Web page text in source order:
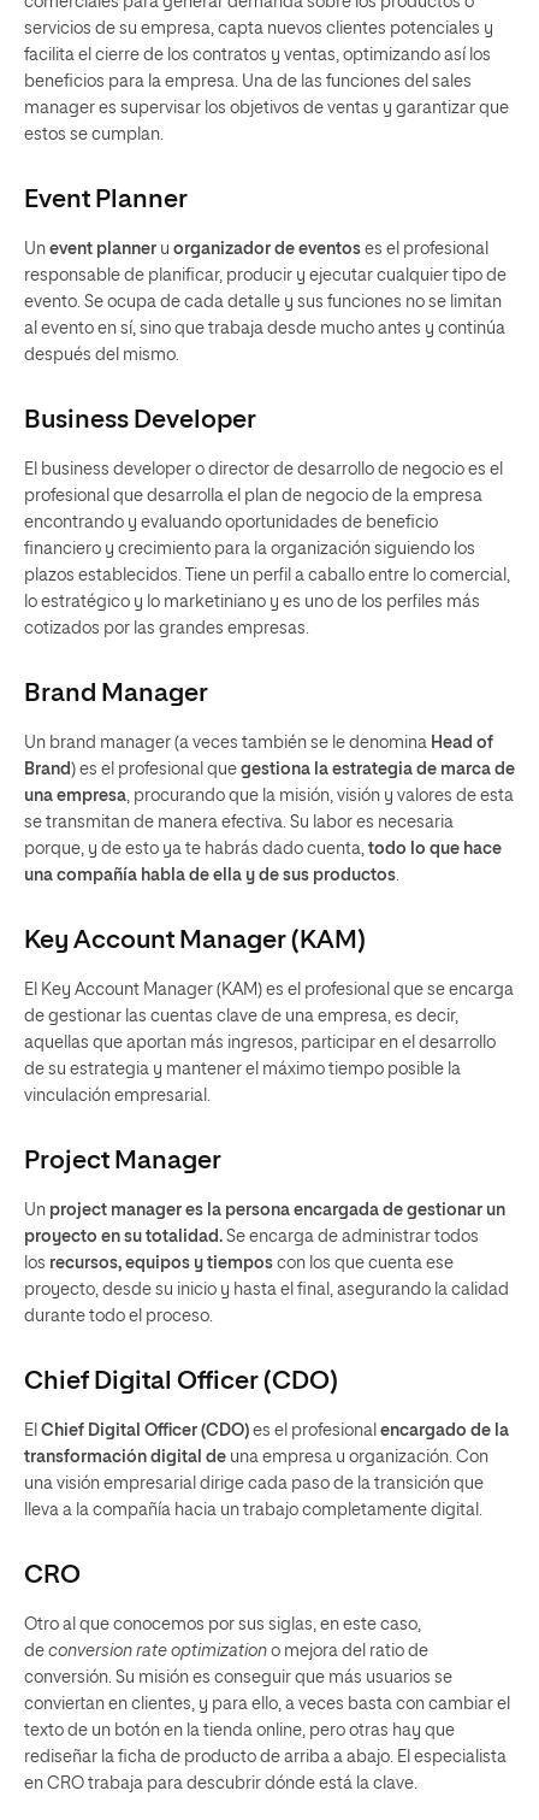
servicios de su empresa, capta nuevos clientes potenciales y
facilita el cierre de los contratos y ventas, optimizando así los
beneficios para la empresa. Una de las funciones del sales
manager es supervisar los objetivos de ventas y garantizar que
estos se cumplan.
Event Planner
Un event planner u organizador de eventos es el profesional
responsable de planificar, producir y ejecutar cualquier tipo de
evento. Se ocupa de cada detalle y sus funciones no se limitan
al evento en sí, sino que trabaja desde mucho antes y continúa
después del mismo.
Business Developer
El business developer o director de desarrollo de negocio es el
profesional que desarrolla el plan de negocio de la empresa
encontrando y evaluando oportunidades de beneficio
financiero y crecimiento para la organización siguiendo los
plazos establecidos. Tiene un perfil a caballo entre lo comercial,
lo estratégico y lo marketiniano y es uno de los perfiles más
cotizados por las grandes empresas.
Brand Manager
Un brand manager (a veces también se le denomina Head of
Brand ) es el profesional que gestiona la estrategia de marca de
una empresa, procurando que la misión, visión y valores de esta
se transmitan de manera efectiva. Su labor es necesaria
porque, y de esto ya te habrás dado cuenta, todo lo que hace
una compañía habla de ella y de sus productos.
Key Account Manager (KAM)
El Key Account Manager (KAM) es el profesional que se encarga
de gestionar las cuentas clave de una empresa, es decir,
aquellas que aportan más ingresos, participar en el desarrollo
de su estrategia y mantener el máximo tiempo posible la
vinculación empresarial.
Project Manager
Un project manager es la persona encargada de gestionar un
proyecto en su totalidad. Se encarga de administrar todos
los recursos, equipos y tiempos con los que cuenta ese
proyecto, desde su inicio y hasta el final, asegurando la calidad
durante todo el proceso.
Chief Digital Officer (CDO)
El Chief Digital Officer (CDO) es el profesional encargado de la
transformación digital de una empresa u organización. Con
una visión empresarial dirige cada paso de la transición que
lleva a la compañía hacia un trabajo completamente digital.
CRO
Otro al que conocemos por sus siglas, en este caso,
de conversion rate optimization o mejora del ratio de
conversión. Su misión es conseguir que más usuarios se
conviertan en clientes, y para ello, a veces basta con cambiar el
texto de un botón en la tienda online, pero otras hay que
rediseñar la ficha de producto de arriba a abajo. El especialista
en CRO trabaja para descubrir dónde está la clave.